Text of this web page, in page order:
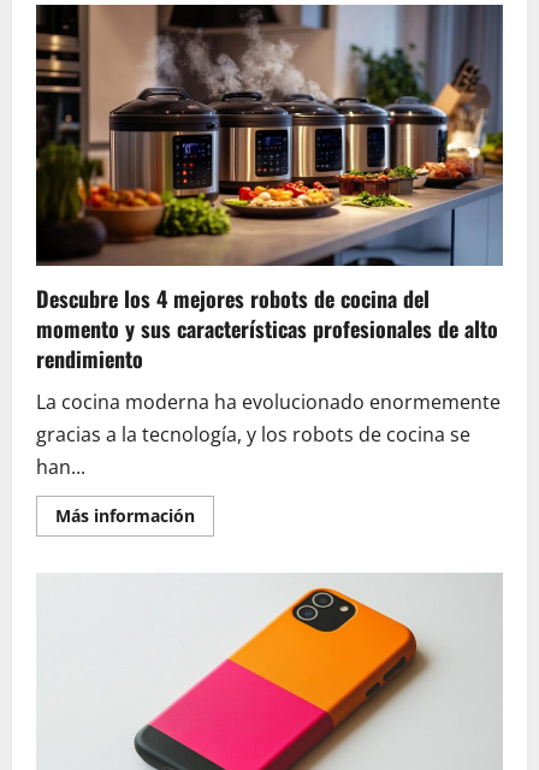
Prime
Day:
las
mejores
promociones
en
sillas
de
oficina
ergonómicas
en
Amazon
–
Capitán
Teletrabajo
fabricadas
materiales
premium
para
Descubre los 4 mejores robots de cocina del
momento y sus características profesionales de alto
rendimiento
La cocina moderna ha evolucionado enormemente
gracias a la tecnología, y los robots de cocina se
han...
Más informaciónEn
savoir
mejores
robots
de
cocina
sus